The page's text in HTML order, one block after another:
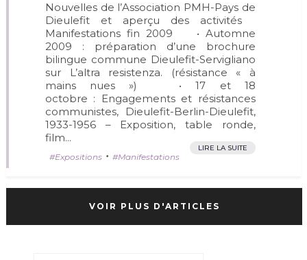
Nouvelles de l’Association PMH-Pays de
Dieulefit et aperçu des activités
Manifestations fin 2009 • Automne
2009 : préparation d’une brochure
bilingue commune Dieulefit-Servigliano
sur L’altra resistenza. (résistance « à
mains nues ») • 17 et 18
octobre : Engagements et résistances
communistes, Dieulefit-Berlin-Dieulefit,
1933-1956 – Exposition, table ronde,
film...
LIRE LA SUITE
Expositions • Manifestations
VOIR PLUS D'ARTICLES